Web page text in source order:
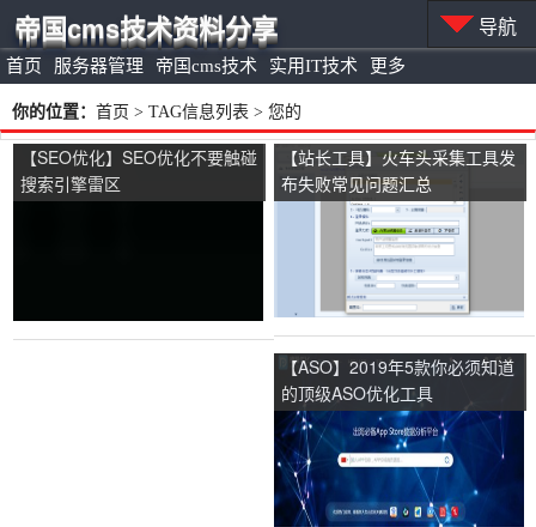
首页 服务器管理 帝国cms技术 实用IT技术 更多
帝国cms技术资料分享 导航
你的位置： 首页 > TAG信息列表 > 您的
【SEO优化】SEO优化不要触碰
搜索引擎雷区
【站长工具】火车头采集工具发
布失败常见问题汇总
【ASO】2019年5款你必须知道
的顶级ASO优化工具